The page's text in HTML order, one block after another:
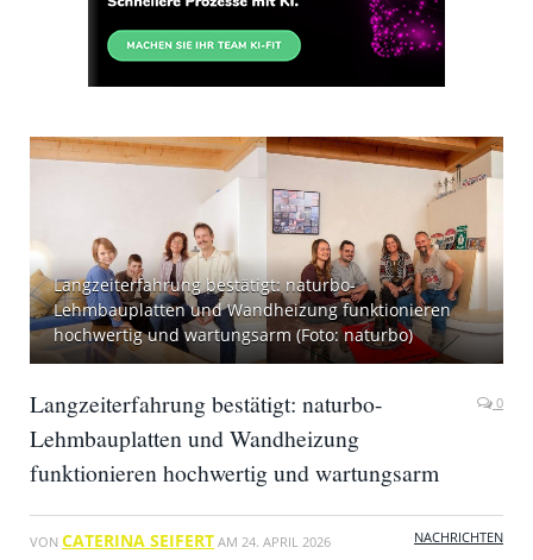
Langzeiterfahrung bestätigt: naturbo-
Lehmbauplatten und Wandheizung funktionieren
hochwertig und wartungsarm (Foto: naturbo)
Langzeiterfahrung bestätigt: naturbo-
Lehmbauplatten und Wandheizung
funktionieren hochwertig und wartungsarm
0
VON CATERINA SEIFERT AM 24. APRIL 2026 NACHRICHTEN